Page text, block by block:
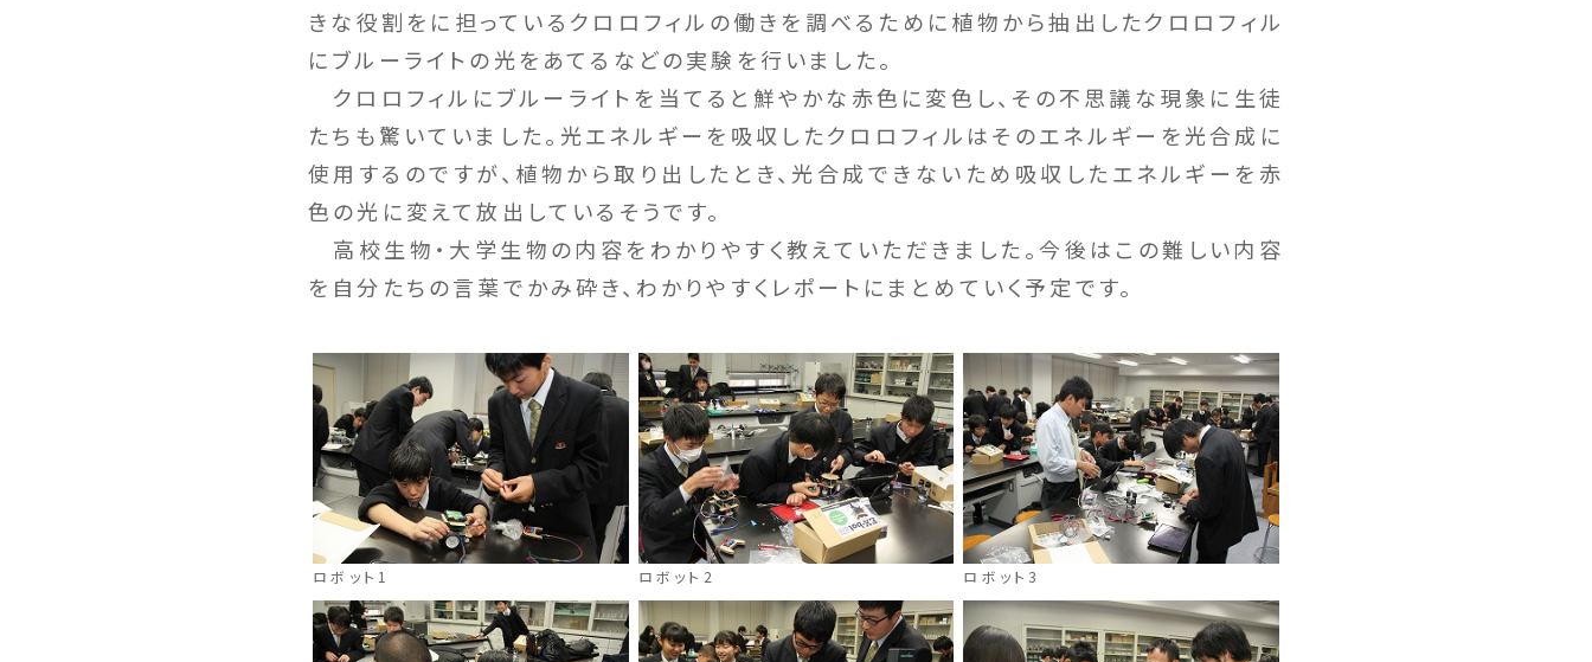
きな役割をに担っているクロロフィルの働きを調べるために植物から抽出したクロロフィル
にブルーライトの光をあてるなどの実験を行いました。
クロロフィルにブルーライトを当てると鮮やかな赤色に変色し、その不思議な現象に生徒
たちも驚いていました。光エネルギーを吸収したクロロフィルはそのエネルギーを光合成に
使用するのですが、植物から取り出したとき、光合成できないため吸収したエネルギーを赤
色の光に変えて放出しているそうです。
高校生物・大学生物の内容をわかりやすく教えていただきました。今後はこの難しい内容
を自分たちの言葉でかみ砕き、わかりやすくレポートにまとめていく予定です。
ロボット1 ロボット2 ロボット3